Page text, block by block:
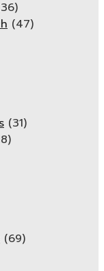
(47)
(31)
(69)